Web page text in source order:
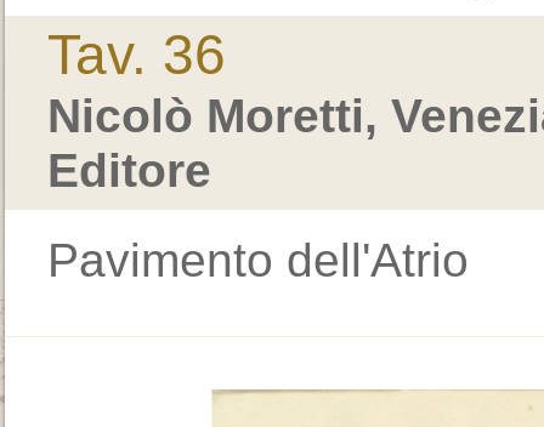
Tav. 36
Nicolò Moretti,
Editore
Pavimento dell'Atrio